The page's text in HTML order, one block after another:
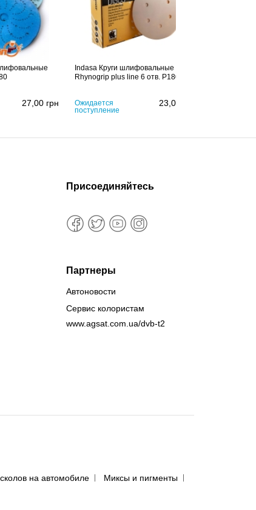
27,00 грн
Indasa Круги шлифовальные
Rhynogrip plus line 6 отв. P180
Ожидается
поступление
23,00
Присоединяйтесь
Партнеры
Автоновости
Сервис колористам
www.agsat.com.ua/dvb-t2
на автомобиле
Миксы и пигменты